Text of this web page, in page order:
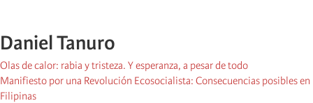
Daniel Tanuro
Olas de calor: rabia y tristeza. Y esperanza, a pesar de todo
Manifiesto por una Revolución Ecosocialista: Consecuencias posibles en
Filipinas